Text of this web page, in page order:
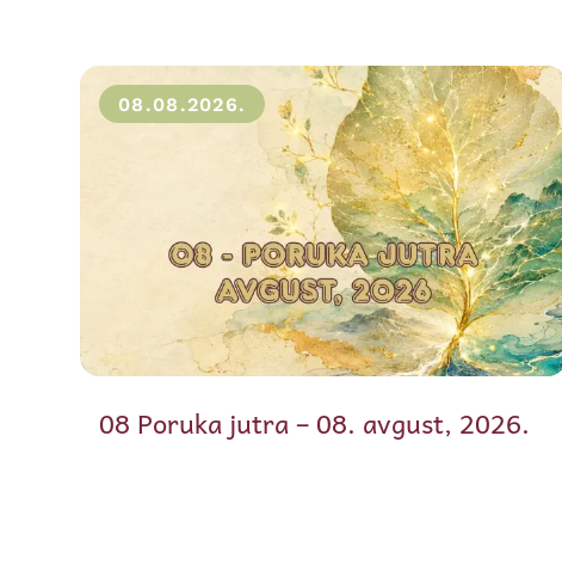
08.08.2026.
08 Poruka jutra – 08. avgust, 2026.